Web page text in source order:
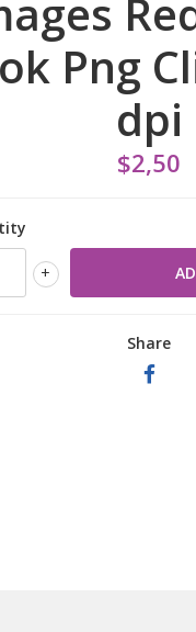
Png
dpi
$2,50
+
Share